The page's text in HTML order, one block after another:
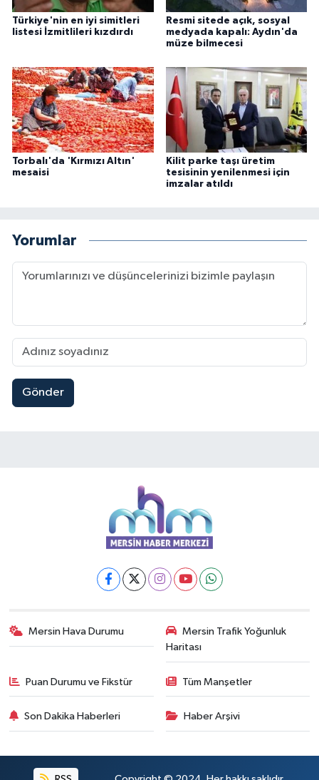
Türkiye'nin en iyi simitleri
listesi İzmitlileri kızdırdı
Resmi sitede açık, sosyal
medyada kapalı: Aydın'da
müze bilmecesi
Torbalı'da 'Kırmızı Altın'
mesaisi
Kilit parke taşı üretim
tesisinin yenilenmesi için
imzalar atıldı
Yorumlar
Gönder
Mersin Hava Durumu
Mersin Trafik Yoğunluk
Haritası
Puan Durumu ve Fikstür Tüm Manşetler
Son Dakika Haberleri Haber Arşivi